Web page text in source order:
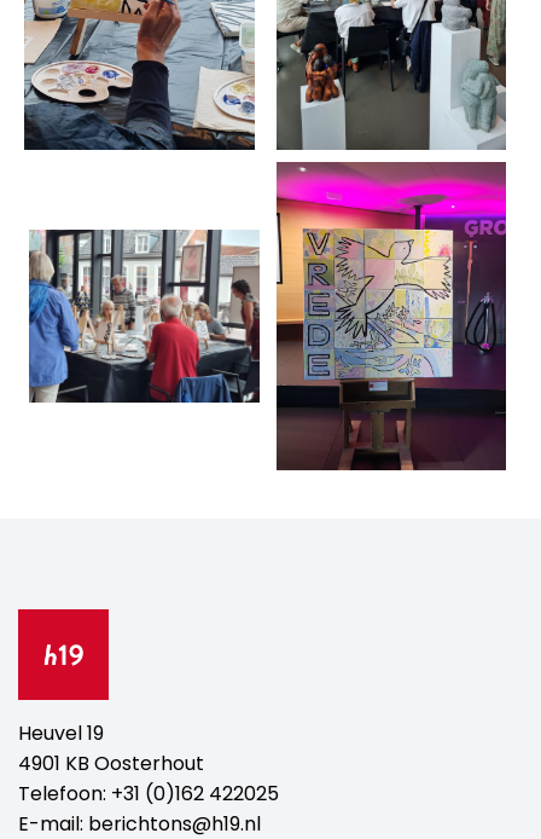
Heuvel 19
4901 KB Oosterhout
Telefoon: +31 (0)162 422025
E-mail: berichtons@h19.nl